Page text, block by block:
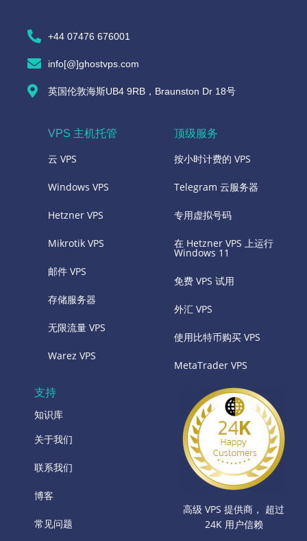
+44 07476 676001
info[@]ghostvps.com
英国伦敦海斯UB4 9RB，Braunston Dr 18号
VPS 主机托管
云 VPS
Windows VPS
Hetzner VPS
Mikrotik VPS
邮件 VPS
存储服务器
无限流量 VPS
Warez VPS
顶级服务
按小时计费的 VPS
Telegram 云服务器
专用虚拟号码
在 Hetzner VPS 上运行
Windows 11
免费 VPS 试用
外汇 VPS
使用比特币购买 VPS
MetaTrader VPS
支持
知识库
关于我们
联系我们
博客
常见问题
高级 VPS 提供商， 超过
24K 用户信赖